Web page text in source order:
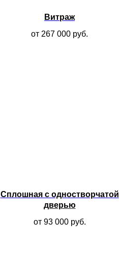
Витраж
от 267 000 руб.
Сплошная с одностворчатой
дверью
от 93 000 руб.